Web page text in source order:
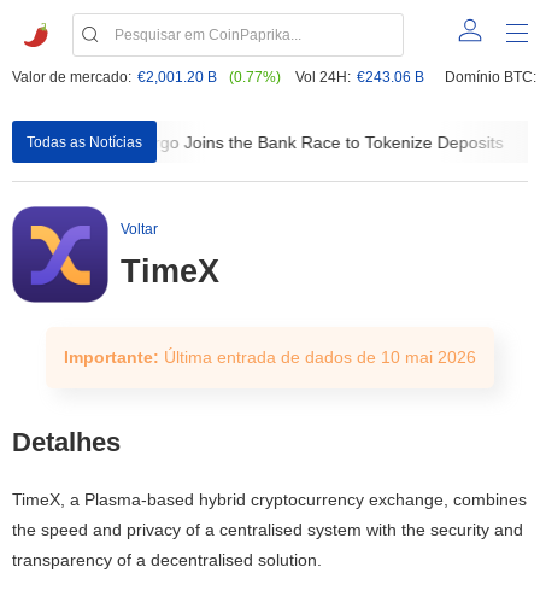
Valor de mercado: €2,001.20 B (0.77%) Vol 24H: €243.06 B Domínio BTC:
Todas as NotíciasWells Fargo Joins the Bank Race to Tokenize Deposits
Voltar
TimeX
Importante: Última entrada de dados de 10 mai 2026
Detalhes
TimeX, a Plasma-based hybrid cryptocurrency exchange, combines
the speed and privacy of a centralised system with the security and
transparency of a decentralised solution.